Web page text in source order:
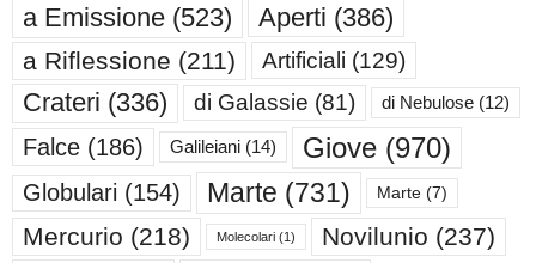
a Emissione (523) Aperti (386)
a Riflessione (211) Artificiali (129)
Crateri (336) di Galassie (81) di Nebulose (12)
Falce (186) Galileiani (14) Giove (970)
Globulari (154) Marte (731) Marte (7)
Mercurio (218) Molecolari (1) Novilunio (237)